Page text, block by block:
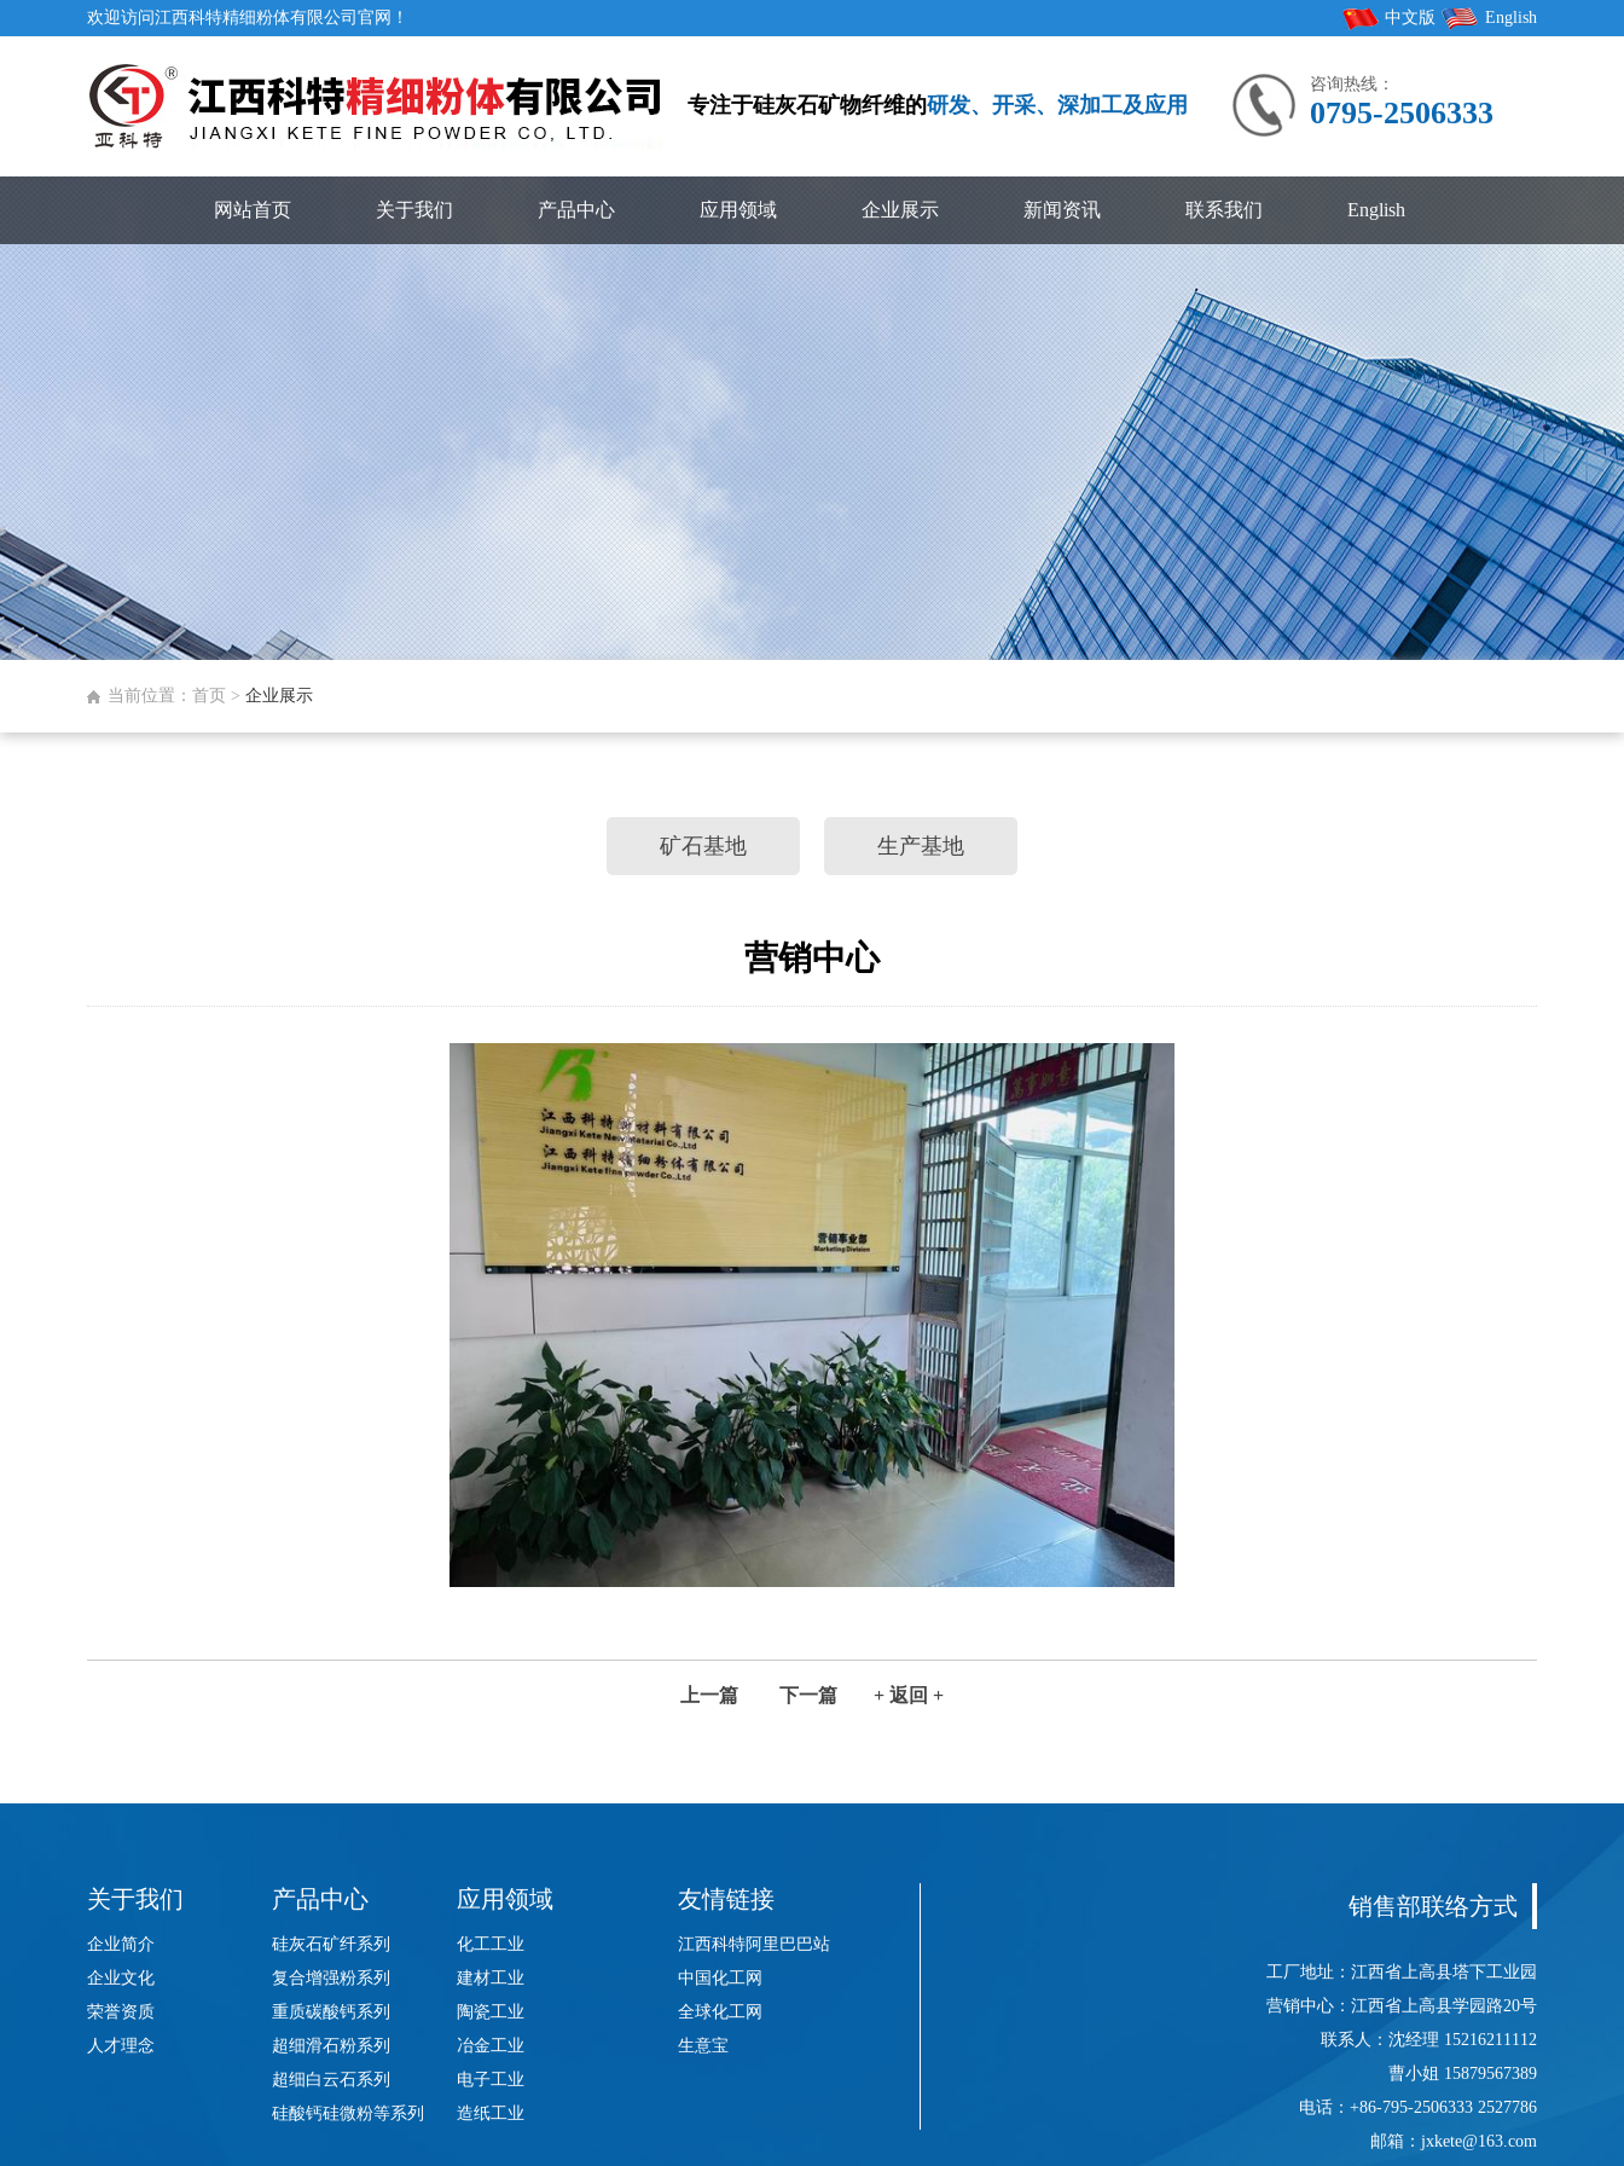
欢迎访问江西科特精细粉体有限公司官网！ 中文版 English
专注于硅灰石矿物纤维的研发、开采、深加工及应用
咨询热线：
0795-2506333
网站首页 关于我们 产品中心 应用领域 企业展示 新闻资讯 联系我们 English
当前位置：首页 > 企业展示
矿石基地 生产基地
营销中心
上一篇 下一篇 + 返回 +
关于我们
企业简介
企业文化
荣誉资质
人才理念
产品中心
硅灰石矿纤系列
复合增强粉系列
重质碳酸钙系列
超细滑石粉系列
超细白云石系列
硅酸钙硅微粉等系列
应用领域
化工工业
建材工业
陶瓷工业
冶金工业
电子工业
造纸工业
友情链接
江西科特阿里巴巴站
中国化工网
全球化工网
生意宝
销售部联络方式
工厂地址：江西省上高县塔下工业园
营销中心：江西省上高县学园路20号
联系人：沈经理 15216211112
曹小姐 15879567389
电话：+86-795-2506333 2527786
邮箱： jxkete@163.com